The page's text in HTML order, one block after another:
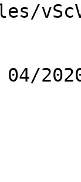
04/